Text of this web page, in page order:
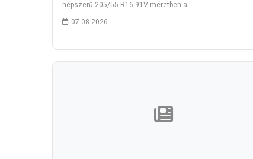
népszerű 205/55 R16 91V méretben a…
07.08.2026